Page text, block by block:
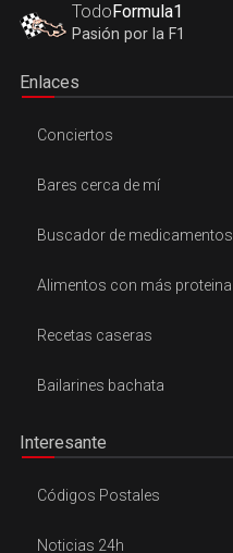
TodoFormula1
Pasión por la F1
Enlaces
Conciertos
Bares cerca de mí
Buscador de medicamentos
Alimentos con más proteina
Recetas caseras
Bailarines bachata
Interesante
Códigos Postales
Noticias 24h